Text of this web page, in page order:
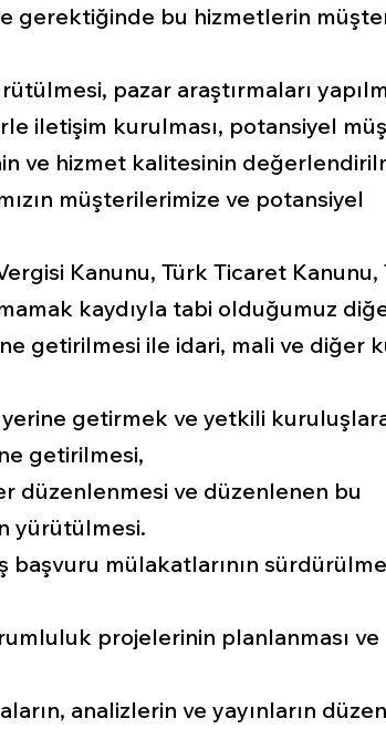
gerektiğinde bu hizmetlerin
pazar araştırmaları
iletişim kurulması, potansiyel
ve hizmet kalitesinin
müşterilerimize ve potansiyel
Kanunu, Türk Ticaret Kanunu,
kaydıyla tabi olduğumuz
getirilmesi ile idari, mali ve diğer
getirmek ve yetkili
getirilmesi,
düzenlenmesi ve düzenlenen bu
yürütülmesi.
mülakatlarının
projelerinin planlanması ve
analizlerin ve yayınların